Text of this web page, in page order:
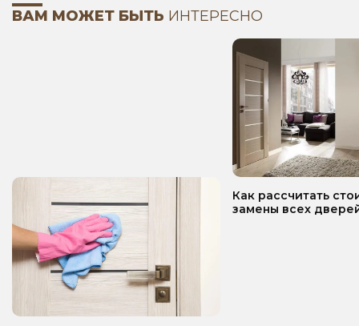
ВАМ МОЖЕТ БЫТЬ ИНТЕРЕСНО
Как рассчитать
замены всех